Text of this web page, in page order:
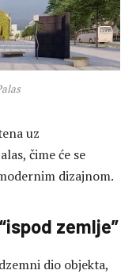
uz
čime će se
dizajnom.
zemlje”
dio objekta,